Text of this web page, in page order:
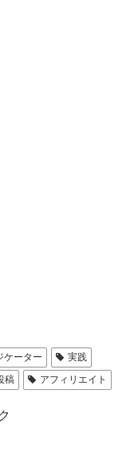
ケーター
実践
稿 アフィリエイト